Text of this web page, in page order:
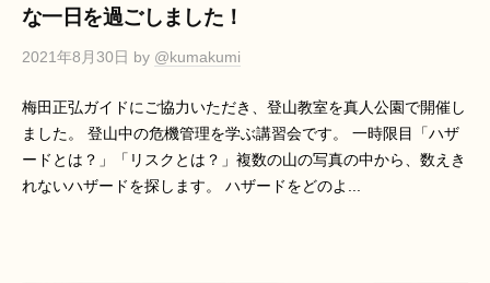
な一日を過ごしました！
2021年8月30日 by @kumakumi
梅田正弘ガイドにご協力いただき、登山教室を真人公園で開催し
ました。 登山中の危機管理を学ぶ講習会です。 一時限目「ハザ
ードとは？」「リスクとは？」複数の山の写真の中から、数えき
れないハザードを探します。 ハザードをどのよ...